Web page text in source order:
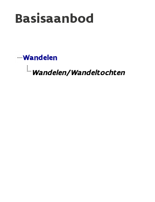
Basisaanbod
Wandelen
Wandelen/Wandeltochten